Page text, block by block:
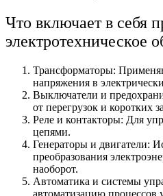
Что включает в себя
электротехническое
Трансформаторы:
напряжения в
Выключатели и
от перегрузок и коротких
Реле и контакторы: Для
цепями.
Генераторы и двигатели:
преобразования
наоборот.
Автоматика и системы
автоматизацию процессов